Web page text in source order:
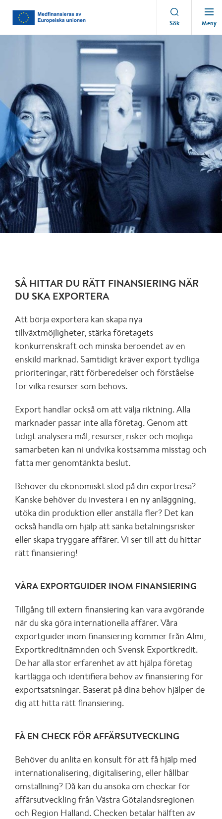
Sök Meny
SÅ HITTAR DU RÄTT FINANSIERING NÄR
DU SKA EXPORTERA
Att börja exportera kan skapa nya
tillväxtmöjligheter, stärka företagets
konkurrenskraft och minska beroendet av en
enskild marknad. Samtidigt kräver export tydliga
prioriteringar, rätt förberedelser och förståelse
för vilka resurser som behövs.
Export handlar också om att välja riktning. Alla
marknader passar inte alla företag. Genom att
tidigt analysera mål, resurser, risker och möjliga
samarbeten kan ni undvika kostsamma misstag och
fatta mer genomtänkta beslut.
Behöver du ekonomiskt stöd på din exportresa?
Kanske behöver du investera i en ny anläggning,
utöka din produktion eller anställa fler? Det kan
också handla om hjälp att sänka betalningsrisker
eller skapa tryggare affärer. Vi ser till att du hittar
rätt finansiering!
VÅRA EXPORTGUIDER INOM FINANSIERING
Tillgång till extern finansiering kan vara avgörande
när du ska göra internationella affärer. Våra
exportguider inom finansiering kommer från Almi,
Exportkreditnämnden och Svensk Exportkredit.
De har alla stor erfarenhet av att hjälpa företag
kartlägga och identifiera behov av finansiering för
exportsatsningar. Baserat på dina behov hjälper de
dig att hitta rätt finansiering.
FÅ EN CHECK FÖR AFFÄRSUTVECKLING
Behöver du anlita en konsult för att få hjälp med
internationalisering, digitalisering, eller hållbar
omställning? Då kan du ansöka om checkar för
affärsutveckling från Västra Götalandsregionen
och Region Halland. Checken betalar hälften av